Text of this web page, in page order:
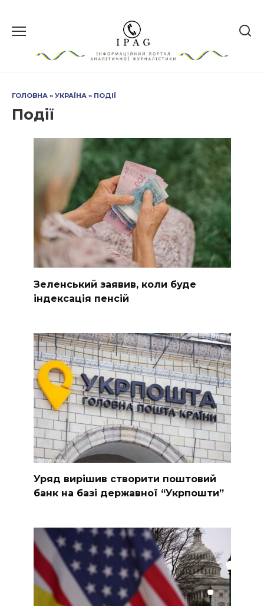
вмісту
ГОЛОВНА » УКРАЇНА » ПОДІЇ
Події
Зеленський заявив, коли буде
індексація пенсій
Уряд вирішив створити поштовий
банк на базі державної “Укрпошти”